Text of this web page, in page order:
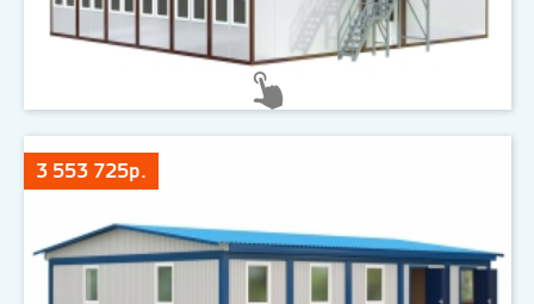
3 553 725р.